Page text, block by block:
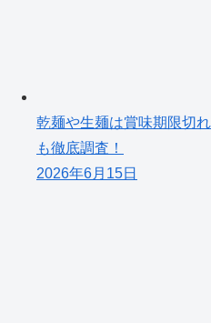
乾麺や生麺は賞味期限切
も徹底調査！
2026年6月15日